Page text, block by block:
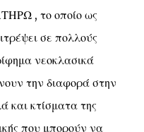
, το οποίο ως
σε πολλούς
νεοκλασικά
την διαφορά στην
και κτίσματα της
που μπορούν να